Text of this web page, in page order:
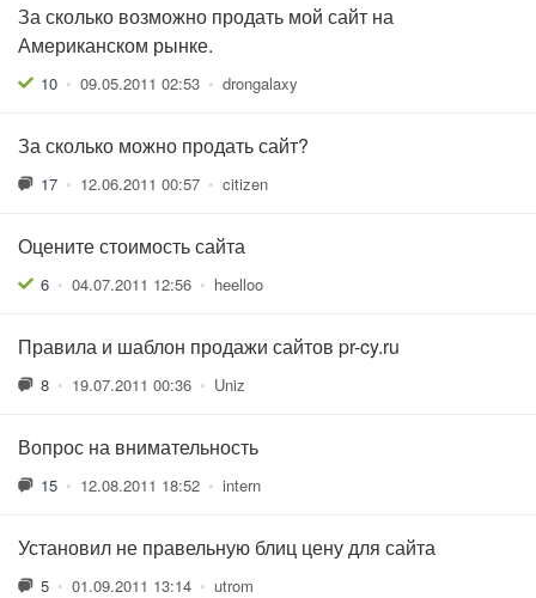
За сколько возможно продать мой сайт на
Американском рынке.
10 • 09.05.2011 02:53 • drongalaxy
За сколько можно продать сайт?
17 • 12.06.2011 00:57 • citizen
Оцените стоимость сайта
6 • 04.07.2011 12:56 • heelloo
Правила и шаблон продажи сайтов pr-cy.ru
8 • 19.07.2011 00:36 • Uniz
Вопрос на внимательность
15 • 12.08.2011 18:52 • intern
Установил не правельную блиц цену для сайта
5 • 01.09.2011 13:14 • utrom